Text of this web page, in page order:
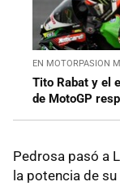
EN MOTORPASION
Tito Rabat y el
de MotoGP
Pedrosa pasó a
la potencia de